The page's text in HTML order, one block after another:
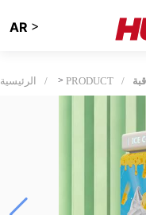
AR >
الرئيسية > PRODUCT